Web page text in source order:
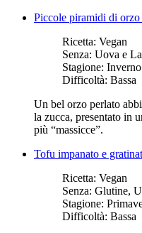
Piccole piramidi di orzo
Ricetta: Vegan
Senza: Uova e
Stagione: Inverno
Difficoltà: Bassa
Un bel orzo perlato
la zucca, presentato in
più “massicce”.
Tofu impanato e
Ricetta: Vegan
Senza: Glutine,
Stagione:
Difficoltà: Bassa